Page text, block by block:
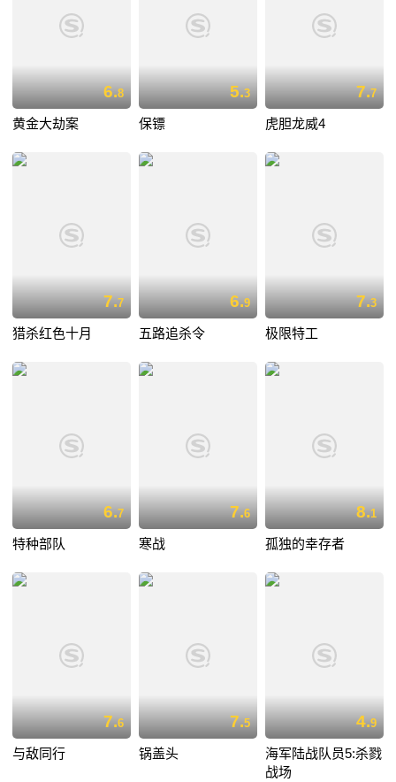
6.8
黄金大劫案
5.3
保镖
7.7
虎胆龙威4
7.7
猎杀红色十月
6.9
五路追杀令
7.3
极限特工
6.7
特种部队
7.6
寒战
8.1
孤独的幸存者
7.6
与敌同行
7.5
锅盖头
4.9
海军陆战队员5:杀戮
战场